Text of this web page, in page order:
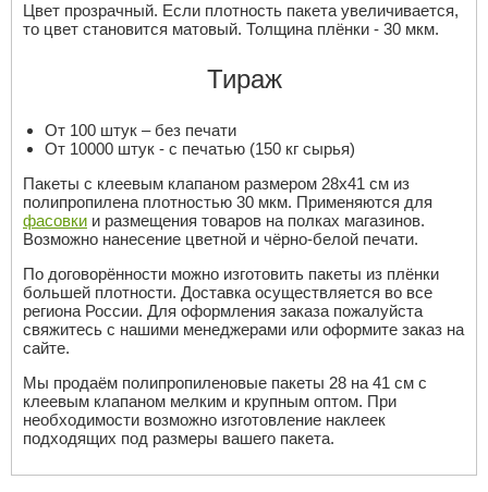
Цвет прозрачный. Если плотность пакета увеличивается,
то цвет становится матовый. Толщина плёнки - 30 мкм.
Тираж
От 100 штук – без печати
От 10000 штук - с печатью (150 кг сырья)
Пакеты с клеевым клапаном размером 28x41 см из
полипропилена плотностью 30 мкм. Применяются для
фасовки и размещения товаров на полках магазинов.
Возможно нанесение цветной и чёрно-белой печати.
По договорённости можно изготовить пакеты из плёнки
большей плотности. Доставка осуществляется во все
региона России. Для оформления заказа пожалуйста
свяжитесь с нашими менеджерами или оформите заказ на
сайте.
Мы продаём полипропиленовые пакеты 28 на 41 см с
клеевым клапаном мелким и крупным оптом. При
необходимости возможно изготовление наклеек
подходящих под размеры вашего пакета.